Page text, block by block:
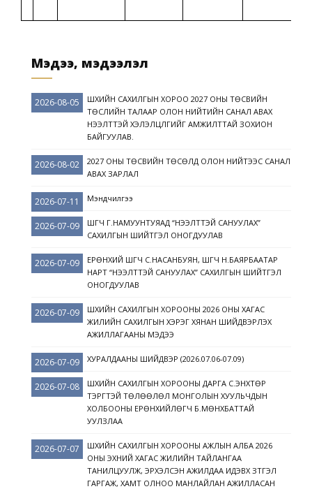
Мэдээ, мэдээлэл
2026-08-05
ШҮҮХИЙН САХИЛГЫН ХОРОО 2027 ОНЫ ТӨСВИЙН
ТӨСЛИЙН ТАЛААР ОЛОН НИЙТИЙН САНАЛ АВАХ
НЭЭЛТТЭЙ ХЭЛЭЛЦҮҮЛГИЙГ АМЖИЛТТАЙ ЗОХИОН
БАЙГУУЛАВ.
2026-08-02
2027 ОНЫ ТӨСВИЙН ТӨСӨЛД ОЛОН НИЙТЭЭС САНАЛ
АВАХ ЗАРЛАЛ
2026-07-11 Мэндчилгээ
2026-07-09
ШҮҮГЧ Г.НАМУУНТУЯАД “НЭЭЛТТЭЙ САНУУЛАХ”
САХИЛГЫН ШИЙТГЭЛ ОНОГДУУЛАВ
2026-07-09
ЕРӨНХИЙ ШҮҮГЧ С.НАСАНБУЯН, ШҮҮГЧ Н.БАЯРБААТАР
НАРТ “НЭЭЛТТЭЙ САНУУЛАХ” САХИЛГЫН ШИЙТГЭЛ
ОНОГДУУЛАВ
2026-07-09
ШҮҮХИЙН САХИЛГЫН ХОРООНЫ 2026 ОНЫ ХАГАС
ЖИЛИЙН САХИЛГЫН ХЭРЭГ ХЯНАН ШИЙДВЭРЛЭХ
АЖИЛЛАГААНЫ МЭДЭЭ
2026-07-09 ХУРАЛДААНЫ ШИЙДВЭР (2026.07.06-07.09)
2026-07-08
ШҮҮХИЙН САХИЛГЫН ХОРООНЫ ДАРГА С.ЭНХТӨР
ТЭРГҮҮТЭЙ ТӨЛӨӨЛӨЛ МОНГОЛЫН ХУУЛЬЧДЫН
ХОЛБООНЫ ЕРӨНХИЙЛӨГЧ Б.МӨНХБАТТАЙ
УУЛЗЛАА
2026-07-07
ШҮҮХИЙН САХИЛГЫН ХОРООНЫ АЖЛЫН АЛБА 2026
ОНЫ ЭХНИЙ ХАГАС ЖИЛИЙН ТАЙЛАНГАА
ТАНИЛЦУУЛЖ, ЭРХЭЛСЭН АЖИЛДАА ИДЭВХ ЗҮТГЭЛ
ГАРГАЖ, ХАМТ ОЛНОО МАНЛАЙЛАН АЖИЛЛАСАН